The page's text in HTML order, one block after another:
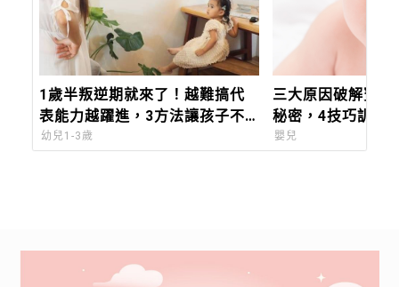
1歲半叛逆期就來了！越難搞代
表能力越躍進，3方法讓孩子不
生氣，別在哭鬧時說教
幼兒1-3歲
三大原因破解寶寶
秘密，4技巧訓練
「漏水」
嬰兒